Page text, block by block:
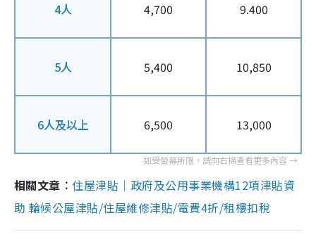
4人 4,700 9.400
5人 5,400 10,850
6人及以上 6,500 13,000
相關文章︰住屋津貼｜政府及公用事業機構12項津貼資
助 輪候公屋津貼/住屋維修津貼/電費4折/租樓扣稅